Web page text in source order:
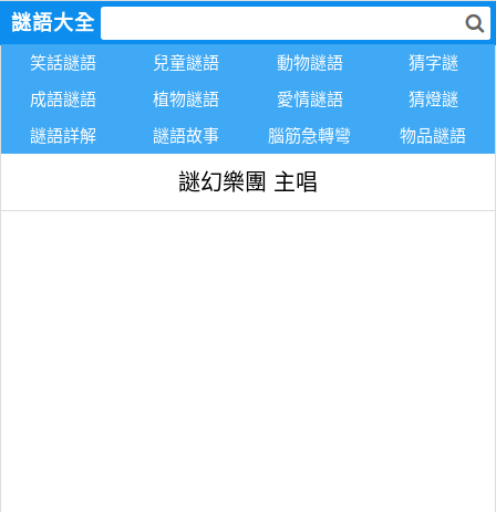
謎語大全
笑話謎語 兒童謎語 動物謎語
猜字謎
成語謎語
植物謎語 愛情謎語
猜燈謎
謎語詳解
謎語故事 腦筋急轉彎 物品謎語
謎幻樂團 主唱